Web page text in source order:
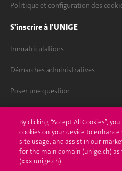
Politique et configuration des
S'inscrire à l'UNIGE
Immatriculations
Démarches administratives
Poser une question
UNIGE Mobile
Médias
By clicking “Accept All Cookies”,
cookies on your device to
site usage, and assist in our
for the main domain (unige.ch) as
(xxx.unige.ch).